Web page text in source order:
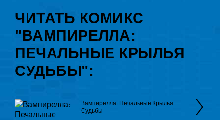
ЧИТАТЬ КОМИКС
"ВАМПИРЕЛЛА:
ПЕЧАЛЬНЫЕ КРЫЛЬЯ
СУДЬБЫ":
Вампирелла: Печальные Крылья
Судьбы